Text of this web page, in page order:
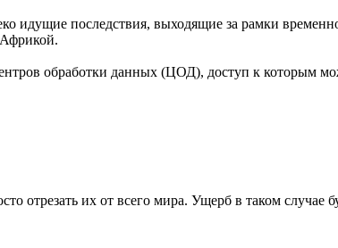
идущие последствия, выходящие за рамки
обработки данных (ЦОД), доступ к которым
отрезать их от всего мира. Ущерб в таком случае